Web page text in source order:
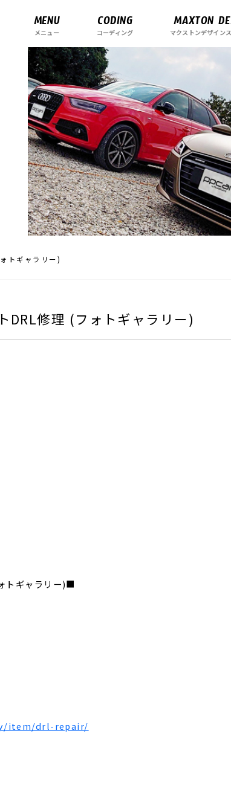
MENU
メニュー CODING
コーディング MAXTON
マクストンデザイン
トギャラリー)
修理 (フォトギャラリー)
トギャラリー)■
item/drl-repair/